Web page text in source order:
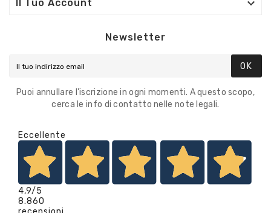
Il Tuo Account 
Newsletter
OK
Puoi annullare l'iscrizione in ogni momenti. A questo scopo,
cerca le info di contatto nelle note legali.
Eccellente
4,9/5
8.860